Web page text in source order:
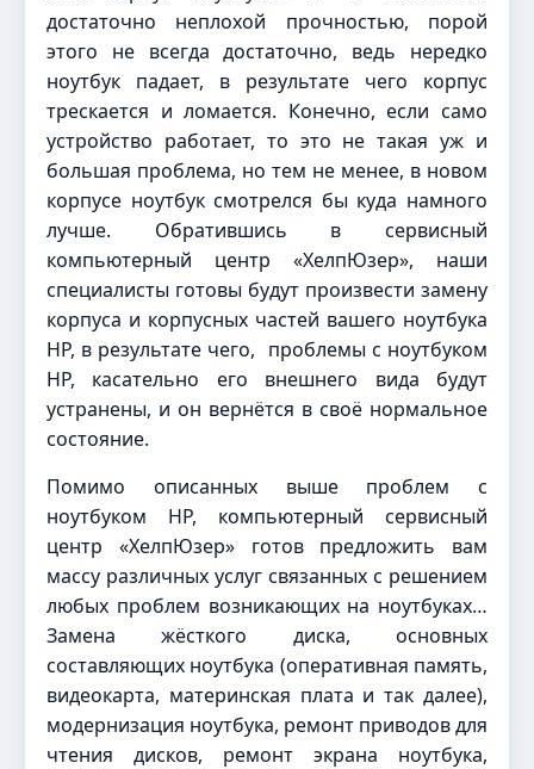
достаточно неплохой прочностью, порой
этого не всегда достаточно, ведь нередко
ноутбук падает, в результате чего корпус
трескается и ломается. Конечно, если само
устройство работает, то это не такая уж и
большая проблема, но тем не менее, в новом
корпусе ноутбук смотрелся бы куда намного
лучше. Обратившись в сервисный
компьютерный центр «ХелпЮзер», наши
специалисты готовы будут произвести замену
корпуса и корпусных частей вашего ноутбука
HP, в результате чего, проблемы с ноутбуком
HP, касательно его внешнего вида будут
устранены, и он вернётся в своё нормальное
состояние.
Помимо описанных выше проблем с
ноутбуком HP, компьютерный сервисный
центр «ХелпЮзер» готов предложить вам
массу различных услуг связанных с решением
любых проблем возникающих на ноутбуках…
Замена жёсткого диска, основных
составляющих ноутбука (оперативная память,
видеокарта, материнская плата и так далее),
модернизация ноутбука, ремонт приводов для
чтения дисков, ремонт экрана ноутбука,